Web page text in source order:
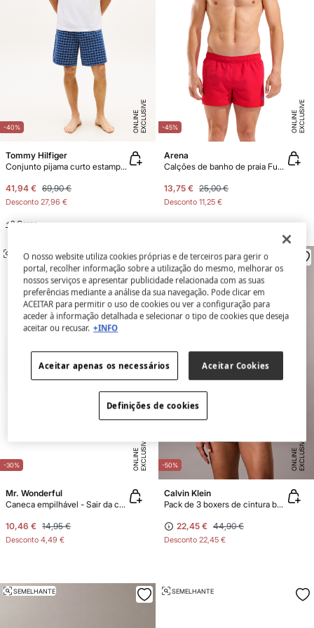
-40% E
X
C
L
U
SI
V
E
O
N
LI
N
E
Tommy Hilfiger
Conjunto pijama curto estampado
41,94 € 69,90 €
Desconto 27,96 €
+2 Cores
-45% E
X
C
L
U
SI
V
E
O
N
LI
N
E
Arena
Calções de banho de praia Fundamentals
13,75 € 25,00 €
Desconto 11,25 €
-30% E
X
C
L
U
SI
V
E
O
N
LI
N
E
SEMELHANTE
Mr. Wonderful
Caneca empilhável - Sair da caverna custa. Felizmente, há café.
10,46 € 14,95 €
Desconto 4,49 €
-50% E
X
C
L
U
SI
V
E
O
N
LI
N
E
SEMELHANTE
Calvin Klein
Pack de 3 boxers de cintura baixa - Icon Cotton Stretch
22,45 € 44,90 €
Desconto 22,45 €
SEMELHANTE SEMELHANTE
O nosso website utiliza cookies próprias e de terceiros para gerir o
portal, recolher informação sobre a utilização do mesmo, melhorar os
nossos serviços e apresentar publicidade relacionada com as suas
preferências mediante a análise da sua navegação. Pode clicar em
ACEITAR para permitir o uso de cookies ou ver a configuração para
aceder à informação detalhada e selecionar o tipo de cookies que deseja
aceitar ou recusar. +INFO
Aceitar apenas os necessários Aceitar Cookies
Definições de cookies